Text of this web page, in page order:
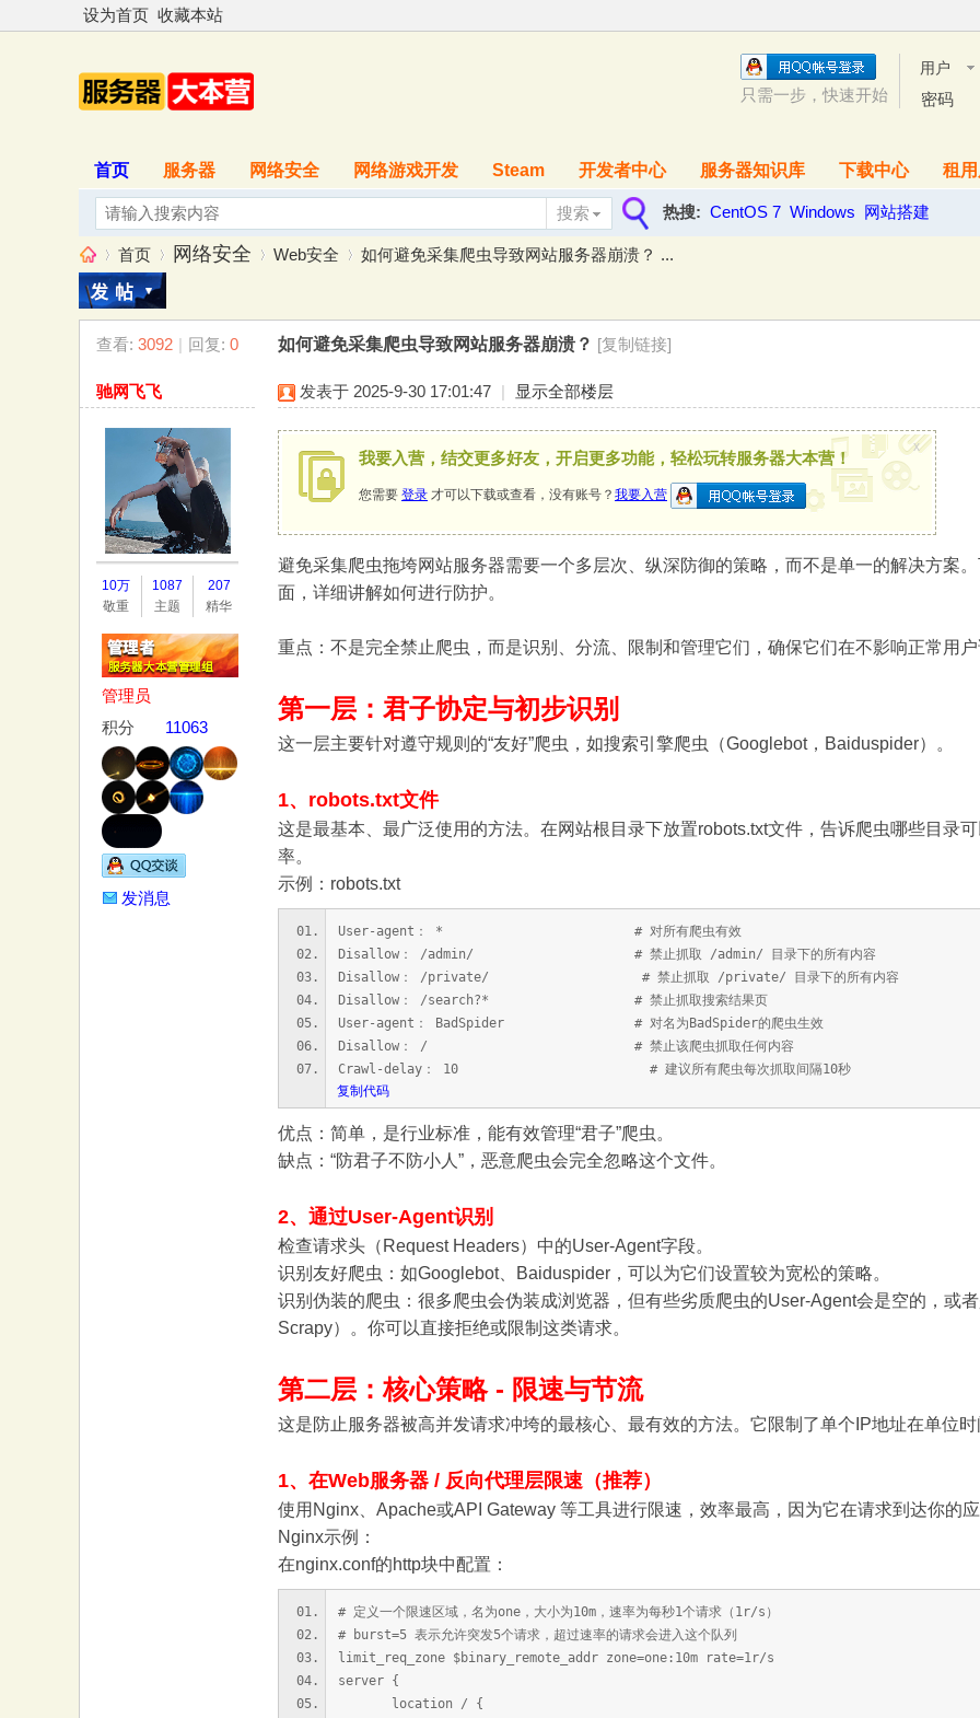
设为首页 收藏本站
用户
名
密码
只需一步，快速开始
首页 服务器 网络安全 网络游戏开发 Steam 开发者中心 服务器知识库 下载中心 租
搜索
搜
索
热搜: CentOS 7 Windows 网站搭建
»
首页
›
网络安全 Web安全
›
如何避免采集爬虫导致网站服务器崩溃？ ...
查看: 3092 | 回复: 0 如何避免采集爬虫导致网站服务器崩溃？ [复制链接]
驰网飞飞
10万
敬重
1087
主题
207
精华
管理员
积分
11063
发消息
发表于 2025-9-30 17:01:47 | 显示全部楼层
我要入营，结交更多好友，开启更多功能，轻松玩转服务器大本营！
您需要 登录 才可以下载或查看，没有账号？ 我要入营
x
避免采集爬虫拖垮网站服务器需要一个多层次、纵深防御的策略，而不是单一的解决方案。
面，详细讲解如何进行防护。
重点：不是完全禁止爬虫，而是识别、分流、限制和管理它们，确保它们在不影响正常用
第一层：君子协定与初步识别
这一层主要针对遵守规则的“友好”爬虫，如搜索引擎爬虫（Googlebot，Baiduspider）。
1、robots.txt文件
这是最基本、最广泛使用的方法。在网站根目录下放置robots.txt文件，告诉爬虫哪些目录
率。
示例：robots.txt
User-agent： * # 对所有爬虫有效
Disallow： /admin/ # 禁止抓取 /admin/ 目录下的所有内容
Disallow： /private/ # 禁止抓取 /private/ 目录下的所有内容
Disallow： /search?* # 禁止抓取搜索结果页
User-agent： BadSpider # 对名为BadSpider的爬虫生效
Disallow： / # 禁止该爬虫抓取任何内容
Crawl-delay： 10 # 建议所有爬虫每次抓取间隔10秒
复制代码
优点：简单，是行业标准，能有效管理“君子”爬虫。
缺点：“防君子不防小人”，恶意爬虫会完全忽略这个文件。
2、通过User-Agent识别
检查请求头（Request Headers）中的User-Agent字段。
识别友好爬虫：如Googlebot、Baiduspider，可以为它们设置较为宽松的策略。
识别伪装的爬虫：很多爬虫会伪装成浏览器，但有些劣质爬虫的User-Agent会是空的，或
Scrapy）。你可以直接拒绝或限制这类请求。
第二层：核心策略 - 限速与节流
这是防止服务器被高并发请求冲垮的最核心、最有效的方法。它限制了单个IP地址在单位
1、在Web服务器 / 反向代理层限速（推荐）
使用Nginx、Apache或API Gateway 等工具进行限速，效率最高，因为它在请求到达你的
Nginx示例：
在nginx.conf的http块中配置：
# 定义一个限速区域，名为one，大小为10m，速率为每秒1个请求（1r/s）
# burst=5 表示允许突发5个请求，超过速率的请求会进入这个队列
limit_req_zone $binary_remote_addr zone=one:10m rate=1r/s
server {
location / {